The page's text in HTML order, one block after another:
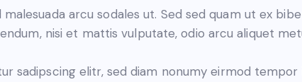
arcu sodales ut. Sed sed quam ut ex
nisi et mattis vulputate, odio arcu aliquet
sadipscing elitr, sed diam nonumy eirmod